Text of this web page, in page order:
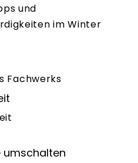
und
im Winter
Fachwerks
umschalten